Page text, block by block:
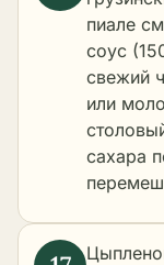
пиале
соус
свежий
или
сахара